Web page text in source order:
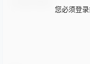
您必须登